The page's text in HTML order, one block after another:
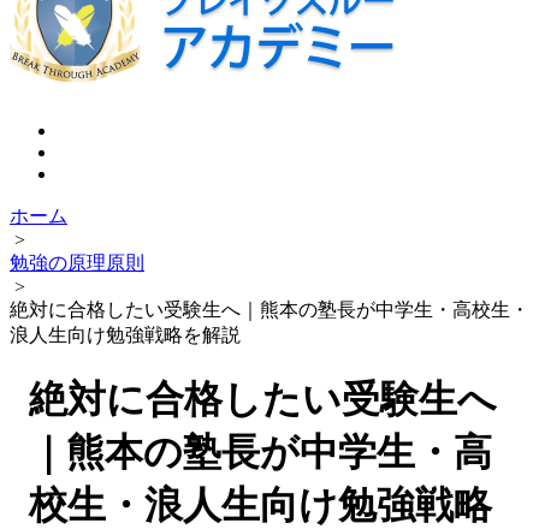
ホーム
>
勉強の原理原則
>
絶対に合格したい受験生へ｜熊本の塾長が中学生・高校生・
浪人生向け勉強戦略を解説
絶対に合格したい受験生へ
｜熊本の塾長が中学生・高
校生・浪人生向け勉強戦略